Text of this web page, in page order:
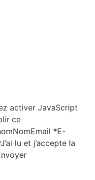
activer JavaScript
ce
*E-
lu et j’accepte la